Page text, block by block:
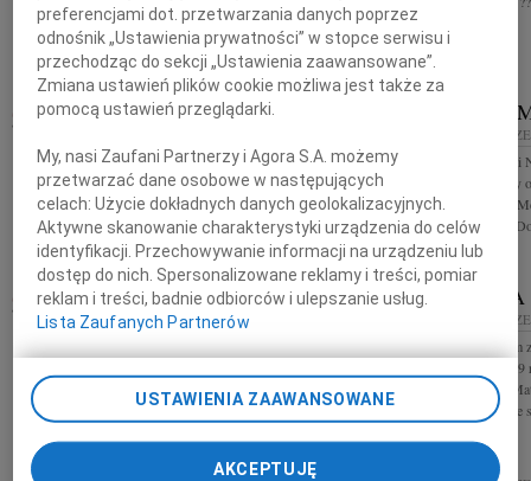
14.10.2009SZCZECIN
śmierci Ojca Arkadiuszowi Marchewce składa
Michał Marcinkiewicz ?????Requiescat in pacem!
HENRYK
Marysi, Arkowi i
wsparcia i otuchy
powodu śmierci
składają Halina,
13.10.2009SZCZECIN
Wyrazy głębokiego współczucia Rodzinie Zmarłego
Edwarda Stępnia Sołtysa Sołectwa Trzeszczyn od 6
lutego 1995 roku składają Zbigniew Kropidłowski -
Przewodniczący Rady Miejskiej...
Z głębokim
października
Mama Stefania
Pogrzeb
preferencjami dot. przetwarzania danych poprzez
odnośnik „Ustawienia prywatności” w stopce serwisu i
przechodząc do sekcji „Ustawienia zaawansowane”.
Zmiana ustawień plików cookie możliwa jest także za
pomocą ustawień przeglądarki.
My, nasi Zaufani Partnerzy i Agora S.A. możemy
przetwarzać dane osobowe w następujących
celach:Użycie dokładnych danych geolokalizacyjnych.
Aktywne skanowanie charakterystyki urządzenia do celów
identyfikacji. Przechowywanie informacji na urządzeniu lub
dostęp do nich. Spersonalizowane reklamy i treści, pomiar
reklam i treści, badnie odbiorców i ulepszanie usług.
Lista Zaufanych Partnerów
USTAWIENIA ZAAWANSOWANE
AKCEPTUJĘ